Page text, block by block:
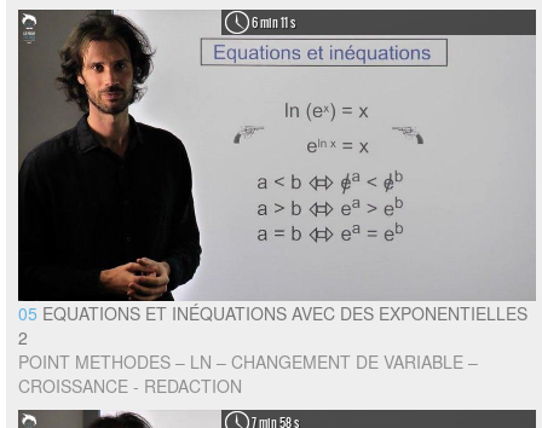
6 min 11 s
05 EQUATIONS ET INÉQUATIONS AVEC DES EXPONENTIELLES
2
POINT METHODES – LN – CHANGEMENT DE VARIABLE –
CROISSANCE - REDACTION
7 min 58 s